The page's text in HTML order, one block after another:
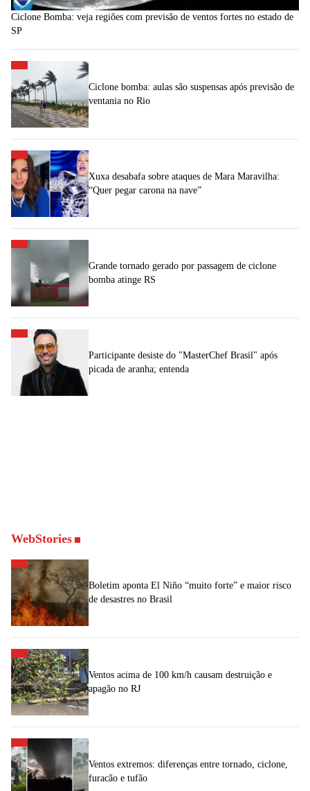
Ciclone Bomba: veja regiões com previsão de ventos fortes no estado de
SP
Ciclone bomba: aulas são suspensas após previsão de
ventania no Rio
Xuxa desabafa sobre ataques de Mara Maravilha:
“Quer pegar carona na nave”
Grande tornado gerado por passagem de ciclone
bomba atinge RS
Participante desiste do "MasterChef Brasil" após
picada de aranha; entenda
WebStories
Boletim aponta El Niño “muito forte” e maior risco
de desastres no Brasil
Ventos acima de 100 km/h causam destruição e
apagão no RJ
Ventos extremos: diferenças entre tornado, ciclone,
furacão e tufão